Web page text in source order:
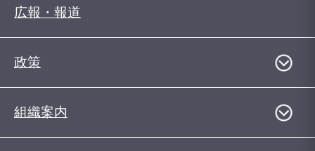
広報・報道
政策
組織案内